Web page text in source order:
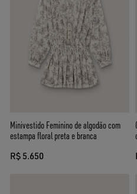
Minivestido Feminino de algodão com
estampa floral preta e branca
R$ 5.650